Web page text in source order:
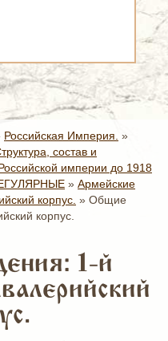
Российская Империя. »
состав и
империи до 1918
» Армейские
корпус. » Общие
корпус.
1-й